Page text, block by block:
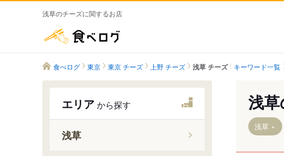
浅草のチーズに関するお店
食べログ 東京 東京 チーズ 上野 チーズ 浅草 チーズ キーワード一覧
エリア から探す
浅草
浅
浅草